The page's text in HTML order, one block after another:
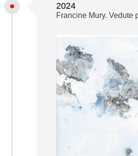
2024
Francine Mury. Vedute